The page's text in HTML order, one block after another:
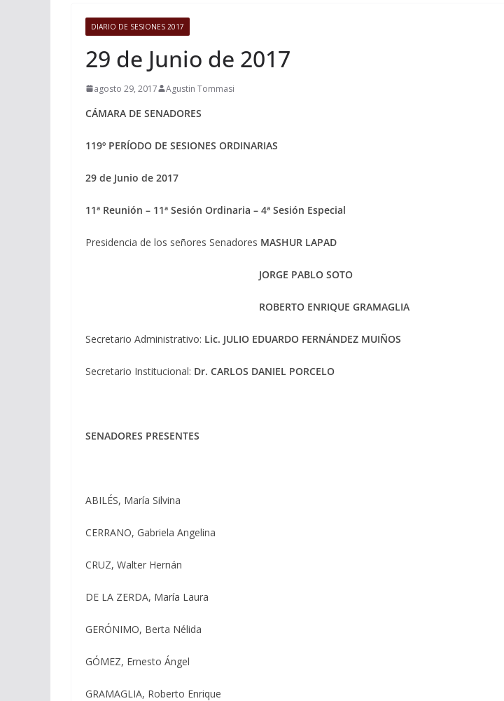
DIARIO DE SESIONES 2017
29 de Junio de 2017
agosto 29, 2017 Agustin Tommasi
CÁMARA DE SENADORES
119º PERÍODO DE SESIONES ORDINARIAS
29 de Junio de 2017
11ª Reunión – 11ª Sesión Ordinaria – 4ª Sesión Especial
Presidencia de los señores Senadores MASHUR LAPAD
JORGE PABLO SOTO
ROBERTO ENRIQUE GRAMAGLIA
Secretario Administrativo: Lic. JULIO EDUARDO FERNÁNDEZ MUIÑOS
Secretario Institucional: Dr. CARLOS DANIEL PORCELO
SENADORES PRESENTES
ABILÉS, María Silvina
CERRANO, Gabriela Angelina
CRUZ, Walter Hernán
DE LA ZERDA, María Laura
GERÓNIMO, Berta Nélida
GÓMEZ, Ernesto Ángel
GRAMAGLIA, Roberto Enrique